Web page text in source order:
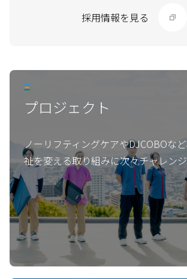
採用情報を見る
プロジェクト
ノーリフティングケアやDJCOBOな
祉を変える取り組みに次々チャレン